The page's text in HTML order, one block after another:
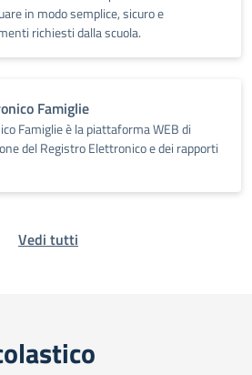
in modo semplice, sicuro e
richiesti dalla scuola.
Famiglie
Famiglie è la piattaforma WEB di
del Registro Elettronico e dei rapporti
Vedi tutti